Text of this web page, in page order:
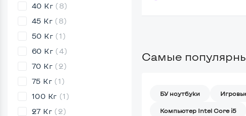
40 Кг (8)
45 Кг (8)
50 Кг (1)
60 Кг (4)
70 Кг (2)
75 Кг (1)
100 Кг (1)
27 Кг (2)
Самые
БУ ноутбуки
Компьютер Intel Core i5